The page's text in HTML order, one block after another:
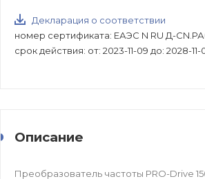
Декларация о соответствии
номер сертификата: ЕАЭС N RU Д-
срок действия: от: 2023-11-09 до: 2028-11-
Описание
Преобразователь частоты PRO-Drive